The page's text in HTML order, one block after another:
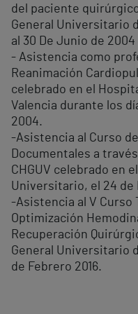
del paciente
General Universitario
al 30 De Junio de 2004
- Asistencia como
Reanimación
celebrado en el
Valencia durante los
2004.
-Asistencia al Curso
Documentales a
CHGUV celebrado en
Universitario, el 24 de
-Asistencia al V
Optimización
Recuperación
General Universitario
de Febrero 2016.